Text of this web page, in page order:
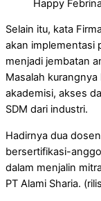
Happy
Selain itu, kata
akan implementasi
menjadi jembatan
Masalah
akademisi, akses
SDM dari industri.
Hadirnya dua
bersertifikasi-
dalam menjalin
PT Alami Sharia.